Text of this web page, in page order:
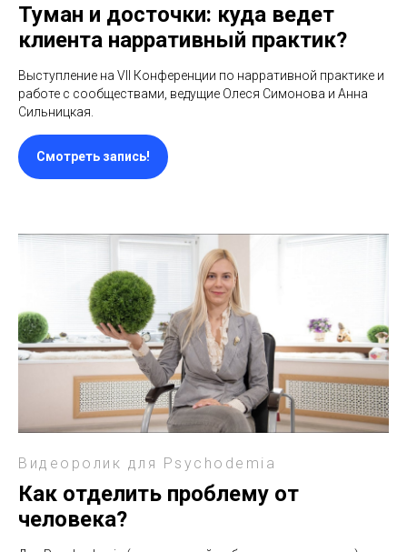
Туман и досточки: куда ведет
клиента нарративный практик?
Выступление на VII Конференции по нарративной практике и
работе с сообществами, ведущие Олеся Симонова и Анна
Сильницкая.
Смотреть запись!
Видеоролик для Psychodemia
Как отделить проблему от
человека?